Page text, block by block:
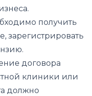
получить
зарегистрировать
договора
клиники или
должно